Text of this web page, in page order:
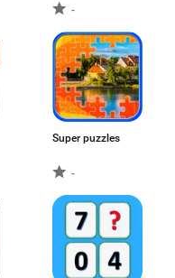
-
Super puzzles
-